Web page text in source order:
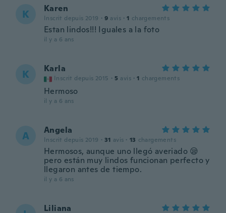
K Karen
Inscrit depuis 2019 · 9 avis · 1 chargements
Estan lindos!!! Iguales a la foto
il y a 6 ans
K Karla
Inscrit depuis 2015 · 5 avis · 1 chargements
Hermoso
il y a 6 ans
A Angela
Inscrit depuis 2019 · 31 avis · 13 chargements
Hermosos, aunque uno llegó averiado 😪
pero están muy lindos funcionan perfecto y
llegaron antes de tiempo.
il y a 6 ans
Liliana